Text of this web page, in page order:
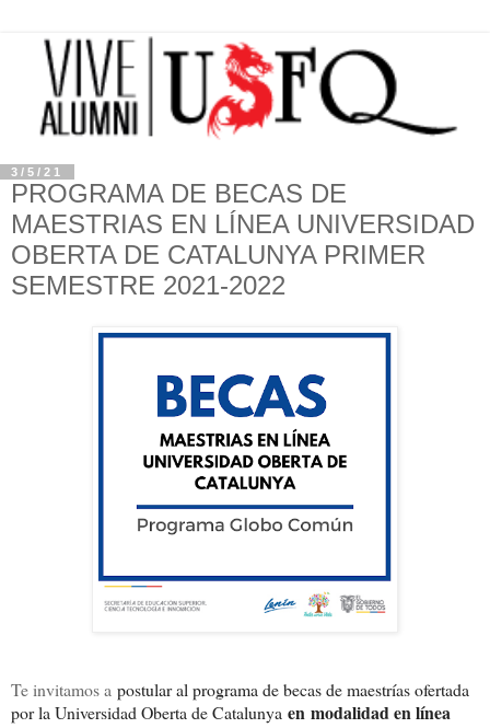
3/5/21
PROGRAMA DE BECAS DE
MAESTRIAS EN LÍNEA UNIVERSIDAD
OBERTA DE CATALUNYA PRIMER
SEMESTRE 2021-2022
Te invitamos a postular al programa de becas de maestrías ofertada
por la Universidad Oberta de Catalunya en modalidad en línea